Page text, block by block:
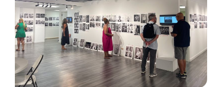
مجلس غوام للآداب والعلوم الإنسانية
(CAHA) - تم إنشاء CAHA لتشجيع وتعزيز الممارسة